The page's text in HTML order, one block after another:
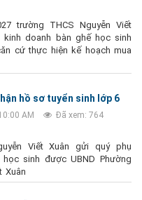
trường THCS Nguyễn Viết
doanh bàn ghế học sinh
cứ thực hiện kế hoạch mua
hồ sơ tuyển sinh lớp 6
AM
Đã xem: 764
Viết Xuân gửi quý phụ
sinh được UBND Phường
Xuân